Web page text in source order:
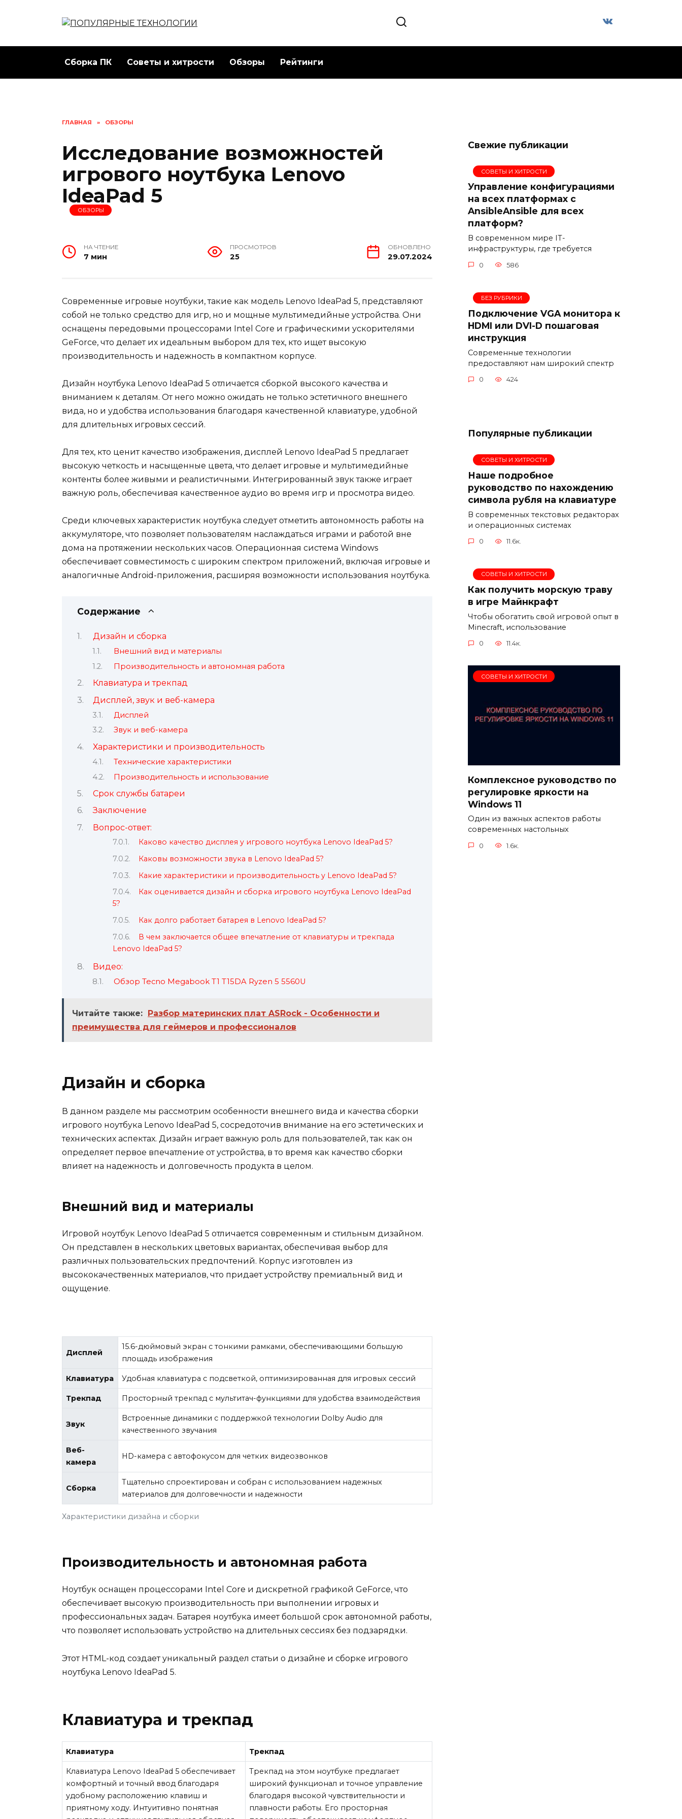
Сборка ПК Советы и хитрости Обзоры Рейтинги
ГЛАВНАЯ » ОБЗОРЫ
Исследование возможностей
игрового ноутбука Lenovo
IdeaPad 5
ОБЗОРЫ
НА ЧТЕНИЕ
7 мин
ПРОСМОТРОВ
25
ОБНОВЛЕНО
29.07.2024
Современные игровые ноутбуки, такие как модель Lenovo IdeaPad 5, представляют
собой не только средство для игр, но и мощные мультимедийные устройства. Они
оснащены передовыми процессорами Intel Core и графическими ускорителями
GeForce, что делает их идеальным выбором для тех, кто ищет высокую
производительность и надежность в компактном корпусе.
Дизайн ноутбука Lenovo IdeaPad 5 отличается сборкой высокого качества и
вниманием к деталям. От него можно ожидать не только эстетичного внешнего
вида, но и удобства использования благодаря качественной клавиатуре, удобной
для длительных игровых сессий.
Для тех, кто ценит качество изображения, дисплей Lenovo IdeaPad 5 предлагает
высокую четкость и насыщенные цвета, что делает игровые и мультимедийные
контенты более живыми и реалистичными. Интегрированный звук также играет
важную роль, обеспечивая качественное аудио во время игр и просмотра видео.
Среди ключевых характеристик ноутбука следует отметить автономность работы на
аккумуляторе, что позволяет пользователям наслаждаться играми и работой вне
дома на протяжении нескольких часов. Операционная система Windows
обеспечивает совместимость с широким спектром приложений, включая игровые и
аналогичные Android-приложения, расширяя возможности использования ноутбука.
Содержание
Дизайн и сборка
Внешний вид и материалы
Производительность и автономная работа
Клавиатура и трекпад
Дисплей, звук и веб-камера
Дисплей
Звук и веб-камера
Характеристики и производительность
Технические характеристики
Производительность и использование
Срок службы батареи
Заключение
Вопрос-ответ:
Каково качество дисплея у игрового ноутбука Lenovo IdeaPad 5?
Каковы возможности звука в Lenovo IdeaPad 5?
Какие характеристики и производительность у Lenovo IdeaPad 5?
Как оценивается дизайн и сборка игрового ноутбука Lenovo IdeaPad
5?
Как долго работает батарея в Lenovo IdeaPad 5?
В чем заключается общее впечатление от клавиатуры и трекпада
Lenovo IdeaPad 5?
Видео:
Обзор Tecno Megabook T1 T15DA Ryzen 5 5560U
Читайте также: Разбор материнских плат ASRock - Особенности и
преимущества для геймеров и профессионалов
Дизайн и сборка
В данном разделе мы рассмотрим особенности внешнего вида и качества сборки
игрового ноутбука Lenovo IdeaPad 5, сосредоточив внимание на его эстетических и
технических аспектах. Дизайн играет важную роль для пользователей, так как он
определяет первое впечатление от устройства, в то время как качество сборки
влияет на надежность и долговечность продукта в целом.
Внешний вид и материалы
Игровой ноутбук Lenovo IdeaPad 5 отличается современным и стильным дизайном.
Он представлен в нескольких цветовых вариантах, обеспечивая выбор для
различных пользовательских предпочтений. Корпус изготовлен из
высококачественных материалов, что придает устройству премиальный вид и
ощущение.
Характеристики дизайна и сборки
Дисплей
15.6-дюймовый экран с тонкими рамками, обеспечивающими большую
площадь изображения
Клавиатура Удобная клавиатура с подсветкой, оптимизированная для игровых сессий
Трекпад Просторный трекпад с мультитач-функциями для удобства взаимодействия
Звук
Встроенные динамики с поддержкой технологии Dolby Audio для
качественного звучания
Веб-
камера
HD-камера с автофокусом для четких видеозвонков
Сборка
Тщательно спроектирован и собран с использованием надежных
материалов для долговечности и надежности
Производительность и автономная работа
Ноутбук оснащен процессорами Intel Core и дискретной графикой GeForce, что
обеспечивает высокую производительность при выполнении игровых и
профессиональных задач. Батарея ноутбука имеет большой срок автономной работы,
что позволяет использовать устройство на длительных сессиях без подзарядки.
Этот HTML-код создает уникальный раздел статьи о дизайне и сборке игрового
ноутбука Lenovo IdeaPad 5.
Клавиатура и трекпад
Клавиатура Трекпад
Клавиатура Lenovo IdeaPad 5 обеспечивает
комфортный и точный ввод благодаря
удобному расположению клавиш и
приятному ходу. Интуитивно понятная
Трекпад на этом ноутбуке предлагает
широкий функционал и точное управление
благодаря высокой чувствительности и
плавности работы. Его просторная
Свежие публикации
СОВЕТЫ И ХИТРОСТИ
Управление конфигурациями
на всех платформах с
AnsibleAnsible для всех
платформ?
В современном мире IT-
инфраструктуры, где требуется
0 586
БЕЗ РУБРИКИ
Подключение VGA монитора к
HDMI или DVI-D пошаговая
инструкция
Современные технологии
предоставляют нам широкий спектр
0 424
Популярные публикации
СОВЕТЫ И ХИТРОСТИ
Наше подробное
руководство по нахождению
символа рубля на клавиатуре
В современных текстовых редакторах
и операционных системах
0 11.6к.
СОВЕТЫ И ХИТРОСТИ
Как получить морскую траву
в игре Майнкрафт
Чтобы обогатить свой игровой опыт в
Minecraft, использование
0 11.4к.
СОВЕТЫ И ХИТРОСТИ
Комплексное руководство по
регулировке яркости на
Windows 11
Один из важных аспектов работы
современных настольных
0 1.6к.